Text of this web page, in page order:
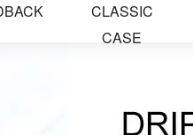
CLASSIC
CASE